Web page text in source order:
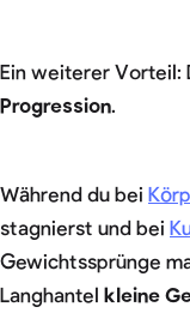
Ein weiterer Vorteil:
Progression.
Während du bei
stagnierst und bei
Gewichtssprünge
Langhantel kleine